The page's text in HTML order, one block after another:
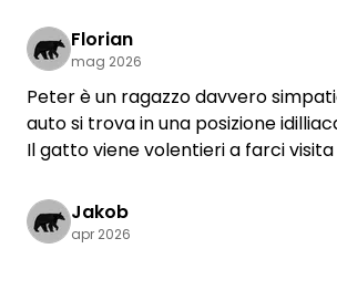
ottimi consigli culinari - è fantastico
fila liscio e senza complicazioni!
presto! 😃
Florian
mag 2026
Peter è un ragazzo davvero
auto si trova in una posizione
Il gatto viene volentieri a farci visita
Jakob
apr 2026